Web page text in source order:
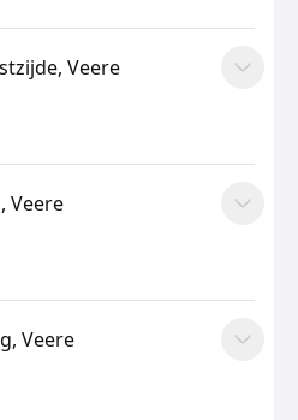
Veere
Veere
Veere